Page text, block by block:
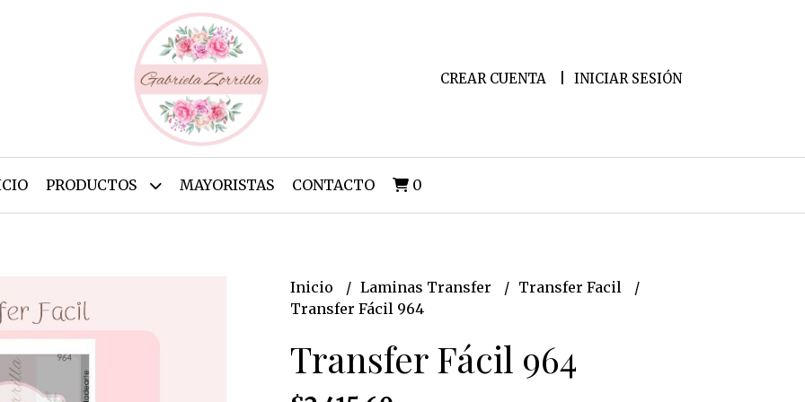
CREAR CUENTA INICIAR SESIÓN
PRODUCTOS MAYORISTAS CONTACTO 0
Inicio Laminas Transfer
Transfer Facil
Transfer Fácil 964
Transfer Fácil 964